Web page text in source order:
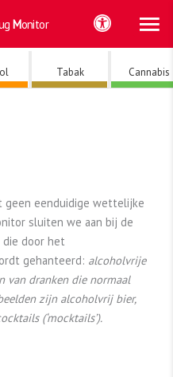
Monitor
Tabak Cannabis
geen eenduidige wettelijke
sluiten we aan bij de
door het
gehanteerd: alcoholvrije
van dranken die normaal
zijn alcoholvrij bier,
(‘mocktails’).